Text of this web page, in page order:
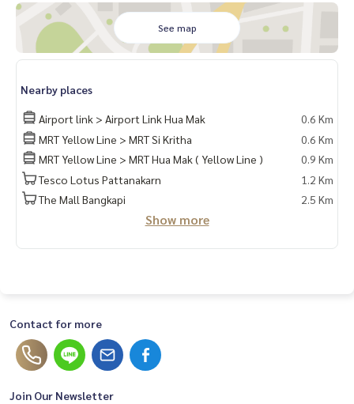
📌CONTACT
094 - 969 - 9114
#LUR #lusciousrealty #realty #realestate #realestateage
meforbuy #townhome #townhomeforrent #townhomefors
ale #townhomeforsell #townhomeforbuy #townhouse #t
ownhouseforrent #townhomeforsale #townhouseforsell
#townhouseforbuy #forrentcondo #Luxurycondo #Condo
Sukhumvit #CONDOEXCHANGE #CondoRentalsBangkok #R
entSellCondoBangkok #CondoMarket #CondoDD #Sukhu
mvit #CBD #ทำงานด้วยใจ #ใช้ความรู้ทำงาน #บ้านและสวน #P
hetkasem #ใจกลางเมือง #สุขุมวิท #เพชรเกษม #คอนโด #ขายค
อนโด #เช่าคอนโด #คอนโดให้เช่า #รับฝากขายเช่าบ้านคอนโด #
คอนโด #อยากมีบ้าน #รับปรึกษางานอสังหาริมทรัพย์ #อสังหาริ
มทรัพย์
See map
Nearby places
Airport link > Airport Link Hua Mak
0.6 Km
MRT Yellow Line > MRT Si Kritha
0.6 Km
MRT Yellow Line > MRT Hua Mak ( Yellow Line )
0.9 Km
Tesco Lotus Pattanakarn
1.2 Km
The Mall Bangkapi
2.5 Km
Show more
Contact for more
Join Our Newsletter